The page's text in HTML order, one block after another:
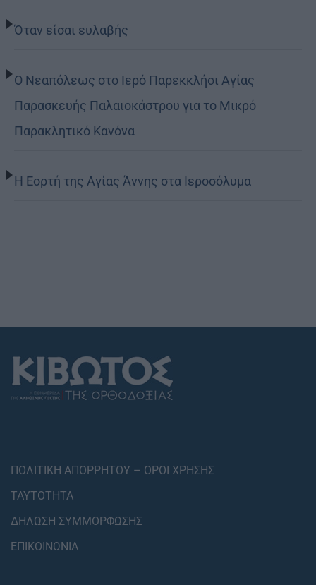
Όταν είσαι ευλαβής
Ο Νεαπόλεως στο Ιερό Παρεκκλήσι Αγίας
Παρασκευής Παλαιοκάστρου για το Μικρό
Παρακλητικό Κανόνα
Η Εορτή της Αγίας Άννης στα Ιεροσόλυμα
ΠΟΛΙΤΙΚΗ ΑΠΟΡΡΗΤΟΥ – ΟΡΟΙ ΧΡΗΣΗΣ
ΤΑΥΤΟΤΗΤΑ
ΔΗΛΩΣΗ ΣΥΜΜΟΡΦΩΣΗΣ
ΕΠΙΚΟΙΝΩΝΙΑ